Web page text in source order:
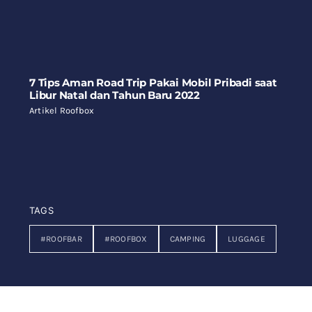
7 Tips Aman Road Trip Pakai Mobil Pribadi saat
Libur Natal dan Tahun Baru 2022
Artikel Roofbox
TAGS
#ROOFBAR #ROOFBOX CAMPING LUGGAGE